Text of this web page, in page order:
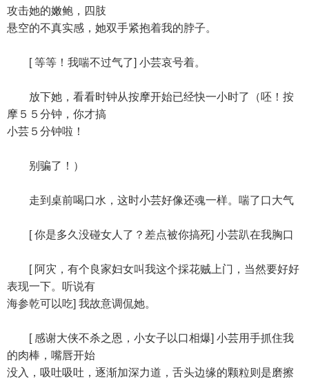
攻击她的嫩鲍，四肢
悬空的不真实感，她双手紧抱着我的脖子。
[ 等等！我喘不过气了] 小芸哀号着。
放下她，看看时钟从按摩开始已经快一小时了（呸！按
摩５５分钟，你才搞
小芸５分钟啦！
别骗了！）
走到桌前喝口水，这时小芸好像还魂一样。喘了口大气
[ 你是多久没碰女人了？差点被你搞死] 小芸趴在我胸口
[ 阿灾，有个良家妇女叫我这个採花贼上门，当然要好好
表现一下。听说有
海参乾可以吃] 我故意调侃她。
[ 感谢大侠不杀之恩，小女子以口相爆] 小芸用手抓住我
的肉棒，嘴唇开始
没入，吸吐吸吐，逐渐加深力道，舌头边缘的颗粒则是磨擦